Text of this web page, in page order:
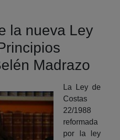
la nueva Ley
Madrazo
La Ley de
Costas
22/1988
reformada
por la ley